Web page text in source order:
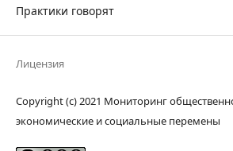
Практики говорят
Лицензия
Copyright (c) 2021 Мониторинг
экономические и социальные перемены